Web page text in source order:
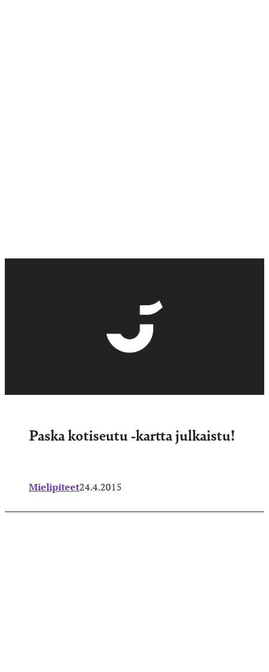
Paska kotiseutu -kartta julkaistu!
Mielipiteet24.4.2015